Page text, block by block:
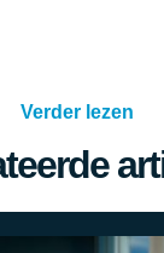
Verder lezen